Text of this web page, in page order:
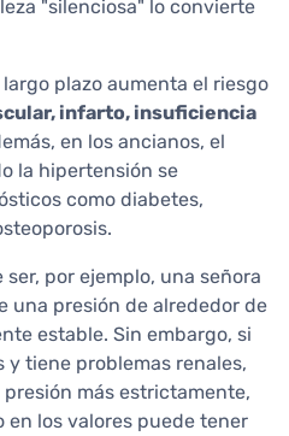
"silenciosa" lo convierte
plazo aumenta el riesgo
infarto, insuficiencia
en los ancianos, el
la hipertensión se
como diabetes,
por ejemplo, una señora
una presión de alrededor de
estable. Sin embargo, si
tiene problemas renales,
más estrictamente,
los valores puede tener